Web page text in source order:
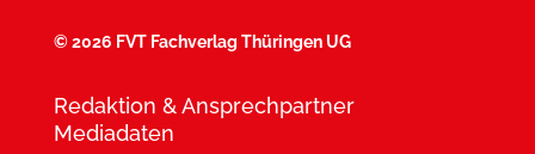
©2026 FVT Fachverlag Thüringen UG
Redaktion & Ansprechpartner
Mediadaten